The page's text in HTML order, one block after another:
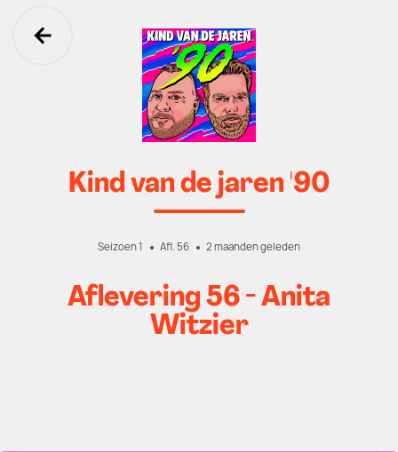
Ga terug
Kind van de jaren '90
Seizoen 1 Afl. 56 2 maanden geleden
Aflevering 56 - Anita
Witzier